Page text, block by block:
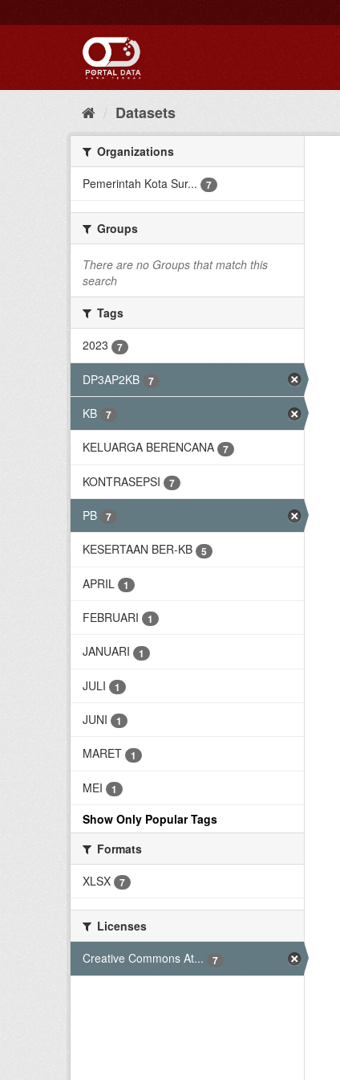
to
Datasets
Organizations
Pemerintah Kota Sur...
7
Groups
There are no Groups that match this
search
Tags
2023
7
DP3AP2KB 7
KB 7
KELUARGA BERENCANA 7
KONTRASEPSI 7
PB 7
KESERTAAN BER-KB 5
APRIL 1
FEBRUARI 1
JANUARI 1
JULI 1
JUNI 1
MARET 1
MEI 1
Show Only Popular Tags
Formats
XLSX
7
Licenses
Creative Commons At...
7